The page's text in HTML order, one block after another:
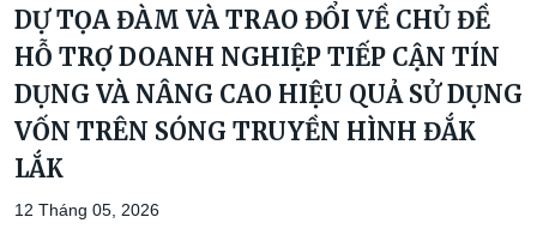
DỰ TỌA ĐÀM VÀ TRAO ĐỔI VỀ CHỦ ĐỀ
HỖ TRỢ DOANH NGHIỆP TIẾP CẬN TÍN
DỤNG VÀ NÂNG CAO HIỆU QUẢ SỬ DỤNG
VỐN TRÊN SÓNG TRUYỀN HÌNH ĐẮK
LẮK
12 Tháng 05, 2026